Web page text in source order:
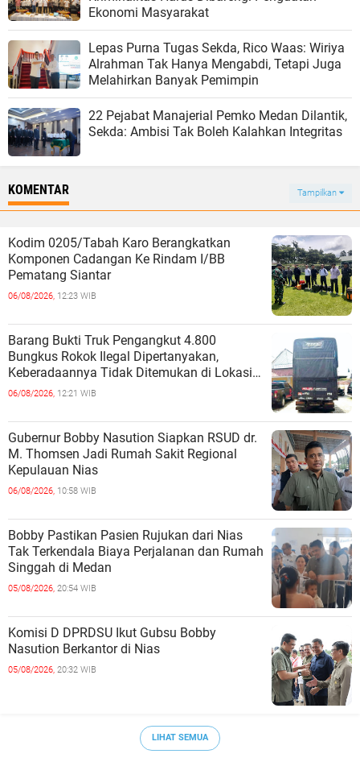
Ekonomi Masyarakat
Lepas Purna Tugas Sekda, Rico Waas: Wiriya
Alrahman Tak Hanya Mengabdi, Tetapi Juga
Melahirkan Banyak Pemimpin
22 Pejabat Manajerial Pemko Medan Dilantik,
Sekda: Ambisi Tak Boleh Kalahkan Integritas
KOMENTAR Tampilkan
Kodim 0205/Tabah Karo Berangkatkan
Komponen Cadangan Ke Rindam I/BB
Pematang Siantar
06/08/2026, 12:23 WIB
Barang Bukti Truk Pengangkut 4.800
Bungkus Rokok Ilegal Dipertanyakan,
Keberadaannya Tidak Ditemukan di Lokasi
Penyimpanan
06/08/2026, 12:21 WIB
Gubernur Bobby Nasution Siapkan RSUD dr.
M. Thomsen Jadi Rumah Sakit Regional
Kepulauan Nias
06/08/2026, 10:58 WIB
Bobby Pastikan Pasien Rujukan dari Nias
Tak Terkendala Biaya Perjalanan dan Rumah
Singgah di Medan
05/08/2026, 20:54 WIB
Komisi D DPRDSU Ikut Gubsu Bobby
Nasution Berkantor di Nias
05/08/2026, 20:32 WIB
LIHAT SEMUA